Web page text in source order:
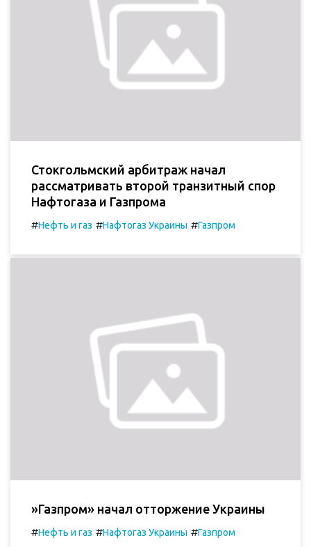
Стокгольмский арбитраж начал
рассматривать второй транзитный спор
Нафтогаза и Газпрома
#Нефть и газ #Нафтогаз Украины #Газпром
»Газпром» начал отторжение Украины
#Нефть и газ #Нафтогаз Украины #Газпром